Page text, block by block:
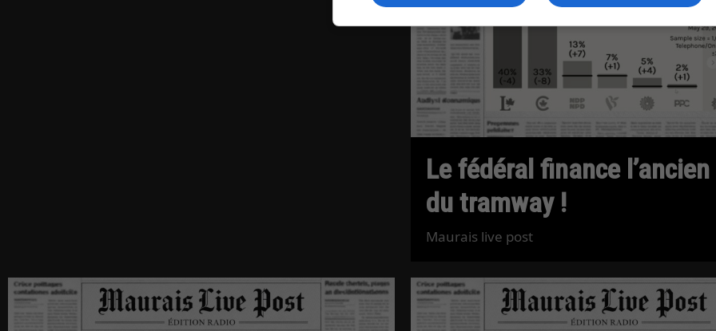
Le fédéral finance
du tramway !
Maurais live post